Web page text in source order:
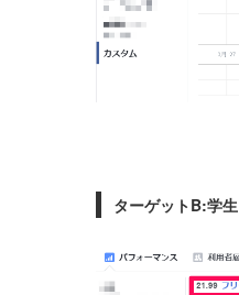
ターゲットB:学生